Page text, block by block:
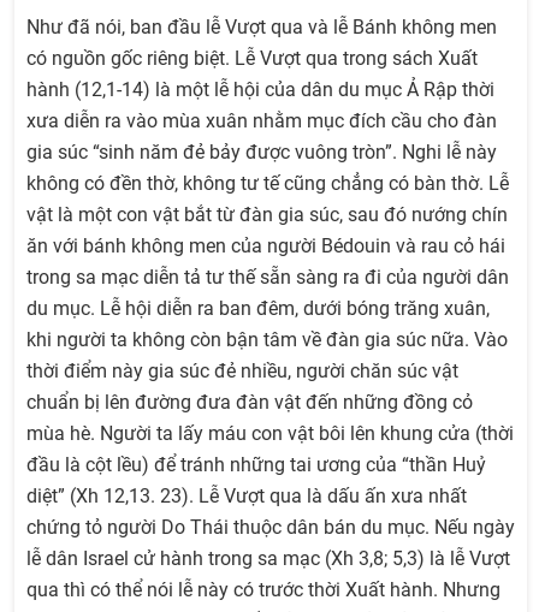
Như đã nói, ban đầu lễ Vượt qua và lễ Bánh không men
có nguồn gốc riêng biệt. Lễ Vượt qua trong sách Xuất
hành (12,1-14) là một lễ hội của dân du mục Ả Rập thời
xưa diễn ra vào mùa xuân nhằm mục đích cầu cho đàn
gia súc “sinh năm đẻ bảy được vuông tròn”. Nghi lễ này
không có đền thờ, không tư tế cũng chẳng có bàn thờ. Lễ
vật là một con vật bắt từ đàn gia súc, sau đó nướng chín
ăn với bánh không men của người Bédouin và rau cỏ hái
trong sa mạc diễn tả tư thế sẵn sàng ra đi của người dân
du mục. Lễ hội diễn ra ban đêm, dưới bóng trăng xuân,
khi người ta không còn bận tâm về đàn gia súc nữa. Vào
thời điểm này gia súc đẻ nhiều, người chăn súc vật
chuẩn bị lên đường đưa đàn vật đến những đồng cỏ
mùa hè. Người ta lấy máu con vật bôi lên khung cửa (thời
đầu là cột lều) để tránh những tai ương của “thần Huỷ
diệt” (Xh 12,13. 23). Lễ Vượt qua là dấu ấn xưa nhất
chứng tỏ người Do Thái thuộc dân bán du mục. Nếu ngày
lễ dân Israel cử hành trong sa mạc (Xh 3,8; 5,3) là lễ Vượt
qua thì có thể nói lễ này có trước thời Xuất hành. Nhưng